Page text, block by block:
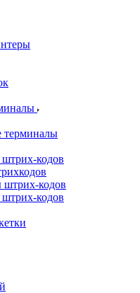
терминалы
кодов
штрих-кодов
кодов